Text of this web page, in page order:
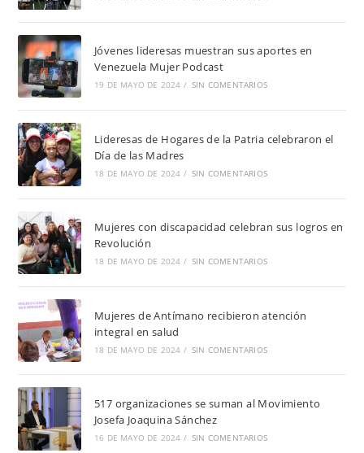
Jóvenes lideresas muestran sus aportes en
Venezuela Mujer Podcast
19 DE MAYO DE 2024 / SIN COMENTARIOS
Lideresas de Hogares de la Patria celebraron el
Día de las Madres
18 DE MAYO DE 2024 / SIN COMENTARIOS
Mujeres con discapacidad celebran sus logros en
Revolución
18 DE MAYO DE 2024 / SIN COMENTARIOS
Mujeres de Antímano recibieron atención
integral en salud
18 DE MAYO DE 2024 / SIN COMENTARIOS
517 organizaciones se suman al Movimiento
Josefa Joaquina Sánchez
16 DE MAYO DE 2024 / SIN COMENTARIOS